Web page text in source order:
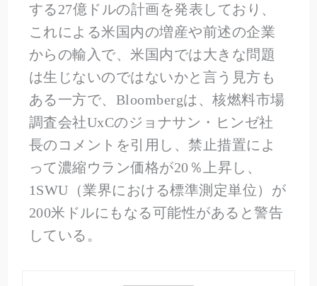
する27億ドルの計画を発表しており、
これによる米国内の増産や前述の企業
からの輸入で、米国内では大きな問題
は生じないのではないかと言う見方も
ある一方で、Bloombergは、核燃料市場
調査会社UxCのジョナサン・ヒンゼ社
長のコメントを引用し、禁止措置によ
って濃縮ウラン価格が20％上昇し、
1SWU（業界における標準測定単位）が
200米ドルにもなる可能性があると警告
している。